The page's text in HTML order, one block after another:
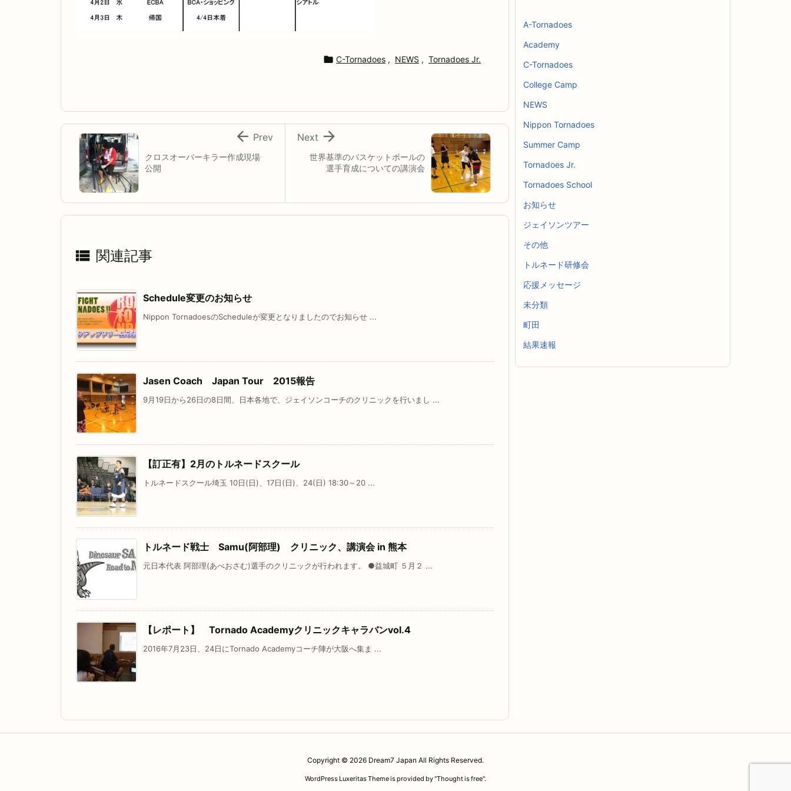
 C-Tornadoes , NEWS , Tornadoes Jr.
世界基準のバスケットボールの
選手育成についての講演会

Next
クロスオーバーキラー作成現場
公開
 Prev
 関連記事
Schedule変更のお知らせ
Nippon TornadoesのScheduleが変更となりましたのでお知らせ ...
Jasen Coach Japan Tour 2015報告
9月19日から26日の8日間、日本各地で、ジェイソンコーチのクリニックを行いまし ...
【訂正有】2月のトルネードスクール
トルネードスクール埼玉 10日(日)、17日(日)、24(日) 18:30～20 ...
トルネード戦士 Samu(阿部理) クリニック、講演会 in 熊本
元日本代表 阿部理(あべおさむ)選手のクリニックが行われます。 ●益城町 ５月２ ...
【レポート】 Tornado Academyクリニックキャラバンvol.4
2016年7月23日、24日にTornado Academyコーチ陣が大阪へ集ま ...
A-Tornadoes
Academy
C-Tornadoes
College Camp
NEWS
Nippon Tornadoes
Summer Camp
Tornadoes Jr.
Tornadoes School
お知らせ
ジェイソンツアー
その他
トルネード研修会
応援メッセージ
未分類
町田
結果速報
Copyright © 2026 Dream7 Japan All Rights Reserved.
WordPress Luxeritas Theme is provided by "Thought is free".